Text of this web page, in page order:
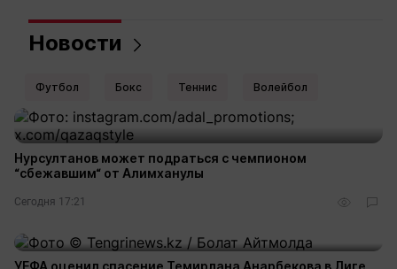
Новости
Футбол Бокс Теннис Волейбол
Нурсултанов может подраться с чемпионом
“сбежавшим“ от Алимханулы
Сегодня 17:21
УЕФА оценил спасение Темирлана Анарбекова в Лиге